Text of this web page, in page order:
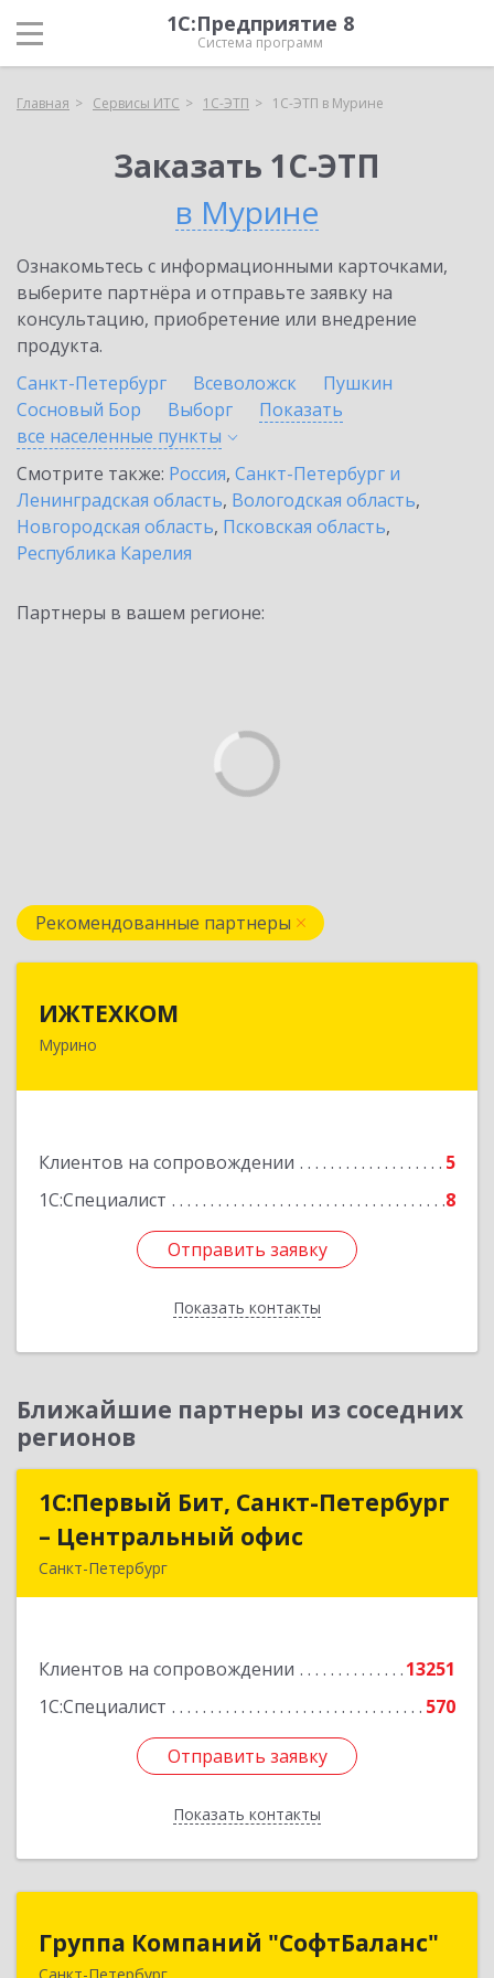
1С:Предприятие 8
Система программ
Главная Сервисы ИТС 1С-ЭТП 1С-ЭТП в Мурине
Заказать 1С-ЭТП
в Мурине
Ознакомьтесь с информационными карточками,
выберите партнёра и отправьте заявку на
консультацию, приобретение или внедрение
продукта.
Санкт-Петербург
Всеволожск
Пушкин
Сосновый Бор
Выборг
Показать
все населенные пункты
Смотрите также: Россия, Санкт-Петербург и
Ленинградская область, Вологодская область,
Новгородская область, Псковская область,
Республика Карелия
Партнеры в вашем регионе:
Рекомендованные партнеры
ИЖТЕХКОМ
Мурино
Клиентов на сопровождении
5
1С:Специалист
8
Отправить заявку
Показать контакты
188677, Ленинградская обл, Всеволожский р-н,
Отправить заявку
Назад
Ближайшие партнеры из соседних
регионов
1С:Первый Бит, Санкт-Петербург
– Центральный офис
Санкт-Петербург
Клиентов на сопровождении
13251
1С:Специалист
570
Отправить заявку
Показать контакты
1С:Первый Бит, Санкт-Петербург
– Центральный офис
Отправить заявку
Назад
Группа Компаний "СофтБаланс"
Санкт-Петербург
Группа Компаний "СофтБаланс"